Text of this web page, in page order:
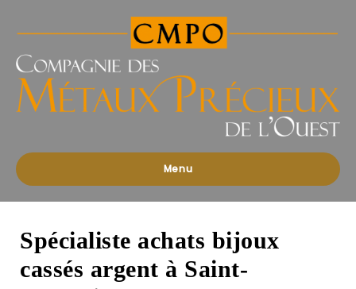
des
Précieux
l'Ouest
Menu
Spécialiste achats bijoux
cassés argent à Saint-